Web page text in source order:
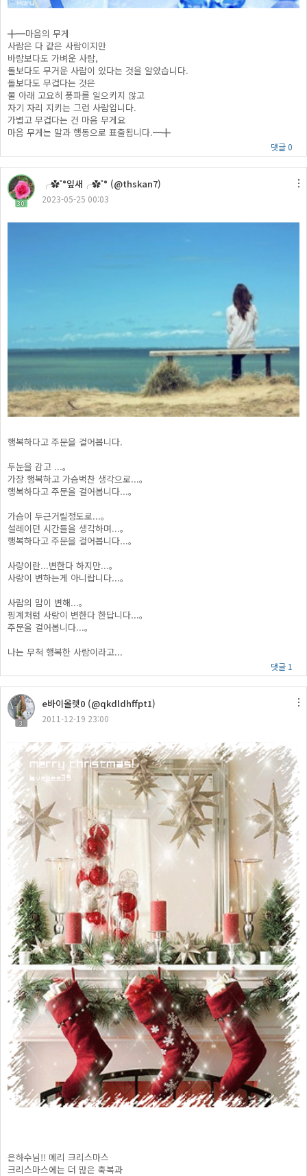
╋━마음의 무게
사람은 다 같은 사람이지만
바람보다도 가벼운 사람,
돌보다도 무거운 사람이 있다는 것을 알았습니다.
돌보다도 무겁다는 것은
물 아래 고요히 풍파를 일으키지 않고
자기 자리 지키는 그런 사람입니다.
가볍고 무겁다는 건 마음 무게요
마음 무게는 말과 행동으로 표출됩니다.━╋
댓글 0
30
╭✿˚°잎새╭✿˚° (@thskan7)
2023-05-25 00:03
행복하다고 주문을 걸어봅니다.
두눈을 감고 ...。
가장 행복하고 가슴벅찬 생각으로...。
행복하다고 주문을 걸어봅니다...。
가슴이 두근거릴정도로...。
설레이던 시간들을 생각하며...。
행복하다고 주문을 걸어봅니다...。
사랑이란...변한다 하지만...。
사랑이 변하는게 아니랍니다...。
사람의 맘이 변해...。
핑계처럼 사랑이 변한다 한답니다...。
주문을 걸어봅니다...。
나는 무척 행복한 사람이라고...
댓글 1
3
e바이올렛0 (@qkdldhffpt1)
2011-12-19 23:00
은하수님!! 메리 크리스마스
크리스마스에는 더 많은 축복과